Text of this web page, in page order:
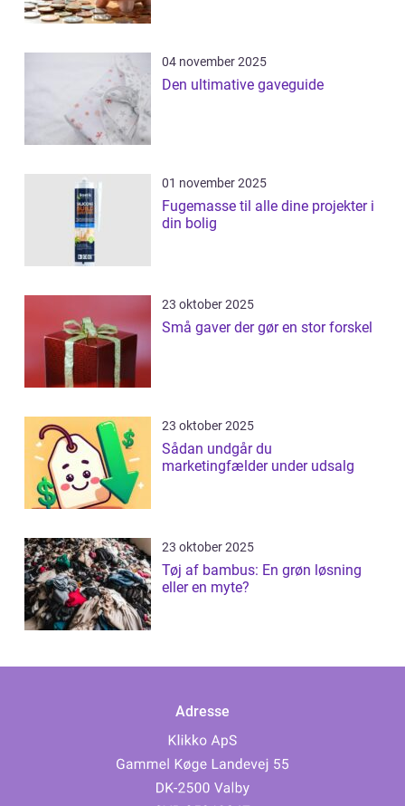
04 november 2025
Den ultimative gaveguide
01 november 2025
Fugemasse til alle dine projekter i
din bolig
23 oktober 2025
Små gaver der gør en stor forskel
23 oktober 2025
Sådan undgår du
marketingfælder under udsalg
23 oktober 2025
Tøj af bambus: En grøn løsning
eller en myte?
Adresse